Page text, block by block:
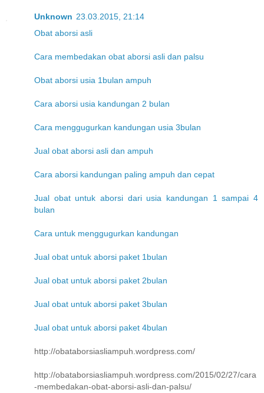
Unknown 23.03.2015, 21:14
Obat aborsi asli
Cara membedakan obat aborsi asli dan palsu
Obat aborsi usia 1bulan ampuh
Cara aborsi usia kandungan 2 bulan
Cara menggugurkan kandungan usia 3bulan
Jual obat aborsi asli dan ampuh
Cara aborsi kandungan paling ampuh dan cepat
Jual obat untuk aborsi dari usia kandungan 1 sampai 4
bulan
Cara untuk menggugurkan kandungan
Jual obat untuk aborsi paket 1bulan
Jual obat untuk aborsi paket 2bulan
Jual obat untuk aborsi paket 3bulan
Jual obat untuk aborsi paket 4bulan
http://obataborsiasliampuh.wordpress.com/
http://obataborsiasliampuh.wordpress.com/2015/02/27/cara
-membedakan-obat-aborsi-asli-dan-palsu/